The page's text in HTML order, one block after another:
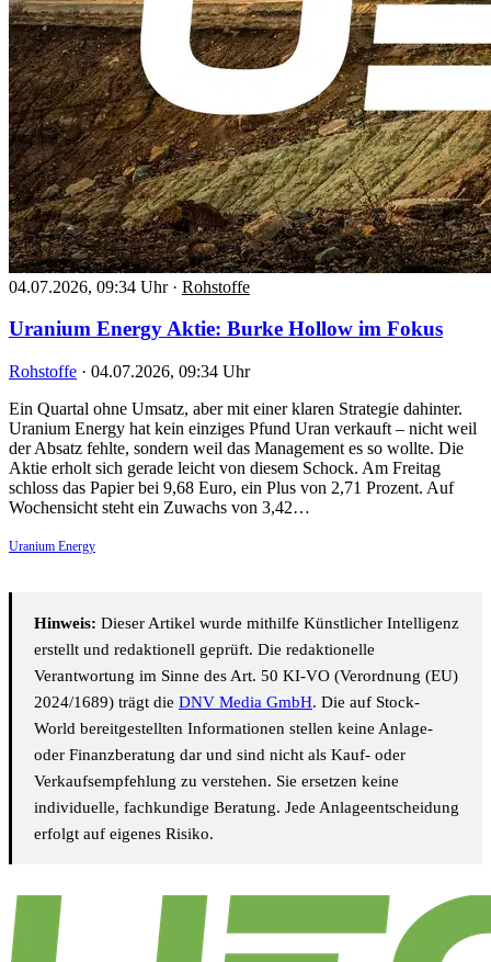
04.07.2026, 09:34 Uhr · Rohstoffe
Uranium Energy Aktie: Burke Hollow im Fokus
Rohstoffe · 04.07.2026, 09:34 Uhr
Ein Quartal ohne Umsatz, aber mit einer klaren Strategie dahinter.
Uranium Energy hat kein einziges Pfund Uran verkauft – nicht weil
der Absatz fehlte, sondern weil das Management es so wollte. Die
Aktie erholt sich gerade leicht von diesem Schock. Am Freitag
schloss das Papier bei 9,68 Euro, ein Plus von 2,71 Prozent. Auf
Wochensicht steht ein Zuwachs von 3,42…
Uranium Energy
Hinweis: Dieser Artikel wurde mithilfe Künstlicher Intelligenz
erstellt und redaktionell geprüft. Die redaktionelle
Verantwortung im Sinne des Art. 50 KI-VO (Verordnung (EU)
2024/1689) trägt die DNV Media GmbH. Die auf Stock-
World bereitgestellten Informationen stellen keine Anlage-
oder Finanzberatung dar und sind nicht als Kauf- oder
Verkaufsempfehlung zu verstehen. Sie ersetzen keine
individuelle, fachkundige Beratung. Jede Anlageentscheidung
erfolgt auf eigenes Risiko.